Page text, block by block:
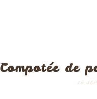
Compotée de
16